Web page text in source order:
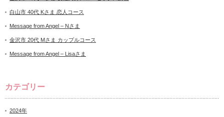
白山市 40代 Kさま 恋人コース
Message from Angel – Nさま
金沢市 20代 Mさま カップルコース
Message from Angel – Lisaさま
カテゴリー
2024年